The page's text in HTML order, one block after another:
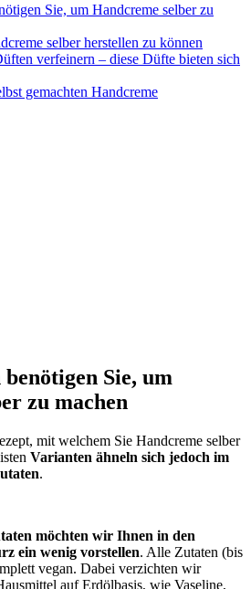
Sie, um Handcreme selber zu
selber herstellen zu können
verfeinern – diese Düfte bieten sich
gemachten Handcreme
Sie, um
zu machen
mit welchem Sie Handcreme selber
Varianten ähneln sich jedoch im
.
möchten wir Ihnen in den
ein wenig vorstellen. Alle Zutaten (bis
vegan. Dabei verzichten wir
auf Erdölbasis, wie Vaseline,